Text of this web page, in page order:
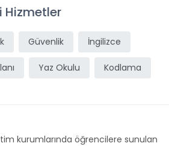
Hizmetler
Güvenlik İngilizce
Yaz Okulu Kodlama
kurumlarında öğrencilere sunulan